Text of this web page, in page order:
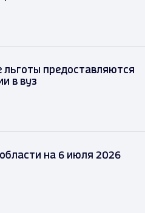
льготы предоставляются
в вуз
на 6 июля 2026